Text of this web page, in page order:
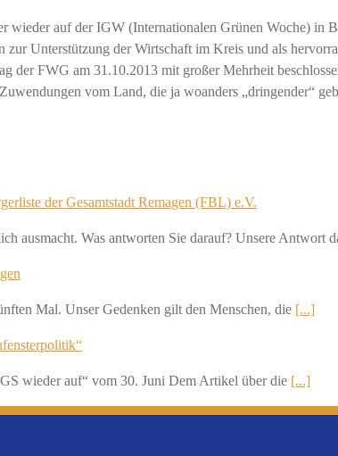
auf der IGW (Internationalen Grünen Woche) in
Unterstützung der Wirtschaft im Kreis und als
der FWG am 31.10.2013 mit großer Mehrheit
vom Land, die ja woanders „dringender“
der Gesamtstadt Remagen (FBL) e.V.
ausmacht. Was antworten Sie darauf? Unsere Antwort
Mal. Unser Gedenken gilt den Menschen, die [...]
wieder auf“ vom 30. Juni Dem Artikel über die [...]